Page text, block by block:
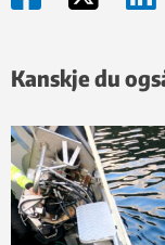
Kanskje du